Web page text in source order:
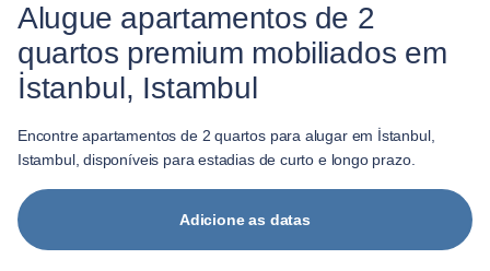
Alugue apartamentos de 2
quartos premium mobiliados em
İstanbul, Istambul
Encontre apartamentos de 2 quartos para alugar em İstanbul,
Istambul, disponíveis para estadias de curto e longo prazo.
Adicione as datas